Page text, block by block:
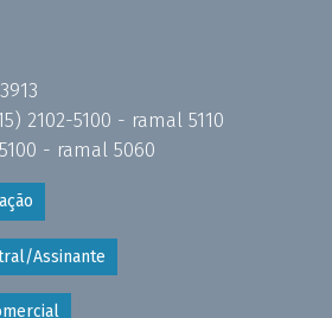
2102-5100 - ramal 5110
- ramal 5060
Assinante